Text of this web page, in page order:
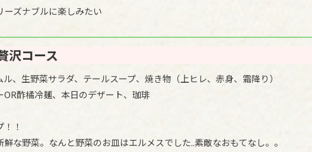
ーズナブルに楽しみたい
沢コース
、生野菜サラダ、テールスープ、焼き物（上ヒレ、赤身、霜降り）
酢橘冷麺、本日のデザート、珈琲
！
鮮な野菜。なんと野菜のお皿はエルメスでした..素敵なおもてなし。。